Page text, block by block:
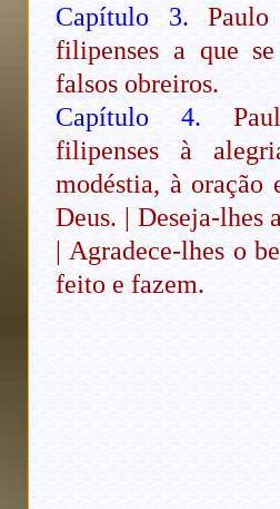
Capítulo 3. Paulo
filipenses a que
falsos obreiros.
Capítulo 4.
filipenses à
modéstia, à oração
Deus. | Deseja-lhes
| Agradece-lhes o
feito e fazem.